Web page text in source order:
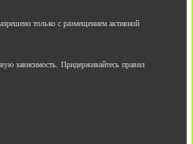
только с размещением активной
зависимость. Придерживайтесь правил